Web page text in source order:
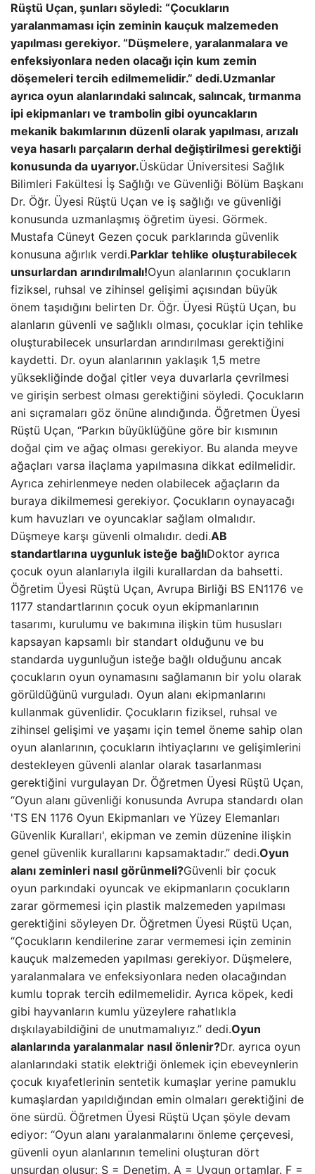
Rüştü Uçan, şunları söyledi: “Çocukların
yaralanmaması için zeminin kauçuk malzemeden
yapılması gerekiyor. “Düşmelere, yaralanmalara ve
enfeksiyonlara neden olacağı için kum zemin
döşemeleri tercih edilmemelidir.” dedi.Uzmanlar
ayrıca oyun alanlarındaki salıncak, salıncak, tırmanma
ipi ekipmanları ve trambolin gibi oyuncakların
mekanik bakımlarının düzenli olarak yapılması, arızalı
veya hasarlı parçaların derhal değiştirilmesi gerektiği
konusunda da uyarıyor.Üsküdar Üniversitesi Sağlık
Bilimleri Fakültesi İş Sağlığı ve Güvenliği Bölüm Başkanı
Dr. Öğr. Üyesi Rüştü Uçan ve iş sağlığı ve güvenliği
konusunda uzmanlaşmış öğretim üyesi. Görmek.
Mustafa Cüneyt Gezen çocuk parklarında güvenlik
konusuna ağırlık verdi.Parklar tehlike oluşturabilecek
unsurlardan arındırılmalı!Oyun alanlarının çocukların
fiziksel, ruhsal ve zihinsel gelişimi açısından büyük
önem taşıdığını belirten Dr. Öğr. Üyesi Rüştü Uçan, bu
alanların güvenli ve sağlıklı olması, çocuklar için tehlike
oluşturabilecek unsurlardan arındırılması gerektiğini
kaydetti. Dr. oyun alanlarının yaklaşık 1,5 metre
yüksekliğinde doğal çitler veya duvarlarla çevrilmesi
ve girişin serbest olması gerektiğini söyledi. Çocukların
ani sıçramaları göz önüne alındığında. Öğretmen Üyesi
Rüştü Uçan, “Parkın büyüklüğüne göre bir kısmının
doğal çim ve ağaç olması gerekiyor. Bu alanda meyve
ağaçları varsa ilaçlama yapılmasına dikkat edilmelidir.
Ayrıca zehirlenmeye neden olabilecek ağaçların da
buraya dikilmemesi gerekiyor. Çocukların oynayacağı
kum havuzları ve oyuncaklar sağlam olmalıdır.
Düşmeye karşı güvenli olmalıdır. dedi.AB
standartlarına uygunluk isteğe bağlıDoktor ayrıca
çocuk oyun alanlarıyla ilgili kurallardan da bahsetti.
Öğretim Üyesi Rüştü Uçan, Avrupa Birliği BS EN1176 ve
1177 standartlarının çocuk oyun ekipmanlarının
tasarımı, kurulumu ve bakımına ilişkin tüm hususları
kapsayan kapsamlı bir standart olduğunu ve bu
standarda uygunluğun isteğe bağlı olduğunu ancak
çocukların oyun oynamasını sağlamanın bir yolu olarak
görüldüğünü vurguladı. Oyun alanı ekipmanlarını
kullanmak güvenlidir. Çocukların fiziksel, ruhsal ve
zihinsel gelişimi ve yaşamı için temel öneme sahip olan
oyun alanlarının, çocukların ihtiyaçlarını ve gelişimlerini
destekleyen güvenli alanlar olarak tasarlanması
gerektiğini vurgulayan Dr. Öğretmen Üyesi Rüştü Uçan,
“Oyun alanı güvenliği konusunda Avrupa standardı olan
'TS EN 1176 Oyun Ekipmanları ve Yüzey Elemanları
Güvenlik Kuralları', ekipman ve zemin düzenine ilişkin
genel güvenlik kurallarını kapsamaktadır.” dedi.Oyun
alanı zeminleri nasıl görünmeli?Güvenli bir çocuk
oyun parkındaki oyuncak ve ekipmanların çocukların
zarar görmemesi için plastik malzemeden yapılması
gerektiğini söyleyen Dr. Öğretmen Üyesi Rüştü Uçan,
“Çocukların kendilerine zarar vermemesi için zeminin
kauçuk malzemeden yapılması gerekiyor. Düşmelere,
yaralanmalara ve enfeksiyonlara neden olacağından
kumlu toprak tercih edilmemelidir. Ayrıca köpek, kedi
gibi hayvanların kumlu yüzeylere rahatlıkla
dışkılayabildiğini de unutmamalıyız.” dedi.Oyun
alanlarında yaralanmalar nasıl önlenir?Dr. ayrıca oyun
alanlarındaki statik elektriği önlemek için ebeveynlerin
çocuk kıyafetlerinin sentetik kumaşlar yerine pamuklu
kumaşlardan yapıldığından emin olmaları gerektiğini de
öne sürdü. Öğretmen Üyesi Rüştü Uçan şöyle devam
ediyor: “Oyun alanı yaralanmalarını önleme çerçevesi,
güvenli oyun alanlarının temelini oluşturan dört
unsurdan oluşur: S = Denetim. A = Uygun ortamlar. F =